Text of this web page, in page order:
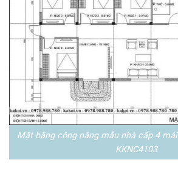
Mặt bằng công năng mẫu nhà cấp 4
KKNC4103